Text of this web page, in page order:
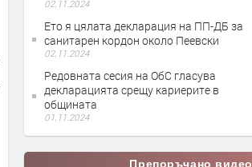
02.11.2024
Ето я цялата декларация на ПП-ДБ за
санитарен кордон около Пеевски
02.11.2024
Редовната сесия на ОбС гласува
декларацията срещу кариерите в
общината
01.11.2024
Препоръчано видео